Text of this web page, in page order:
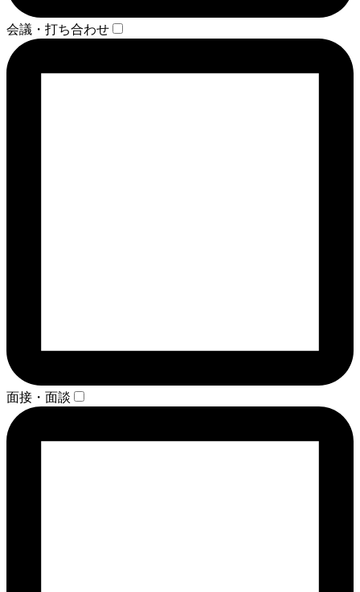
会議・打ち合わせ
面接・面談